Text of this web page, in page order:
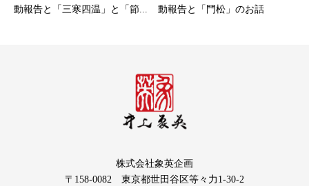
動報告と「三寒四温」と「節...
動報告と「門松」のお話
株式会社象英企画
〒158-0082 東京都世田谷区等々力1-30-2